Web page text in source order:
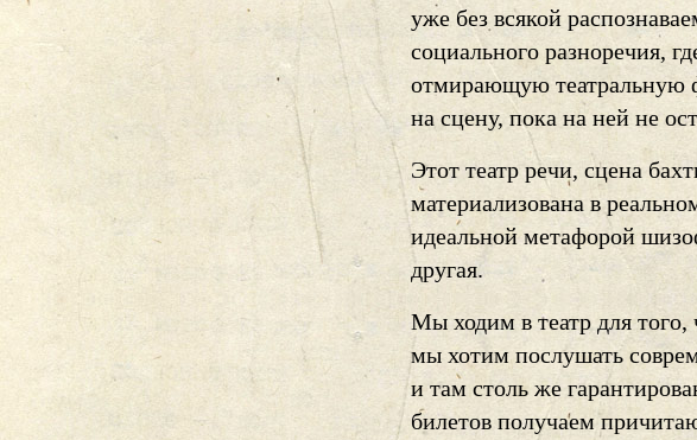
уже без всякой
социального разноречия,
отмирающую театральную
на сцену, пока на ней не
Этот театр речи, сцена
материализована в
идеальной метафорой
другая.
Мы ходим в театр для того,
мы хотим послушать
и там столь же
билетов получаем